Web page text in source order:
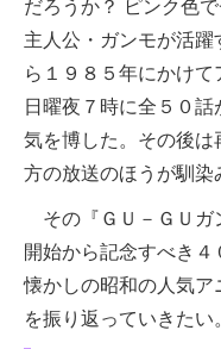
だろうか？ ピンク色
主人公・ガンモが活
ら１９８５年にかけ
日曜夜７時に全５０
気を博した。その後は
方の放送のほうが馴染
その『ＧＵ－ＧＵガ
開始から記念すべき４
懐かしの昭和の人気ア
を振り返っていきたい